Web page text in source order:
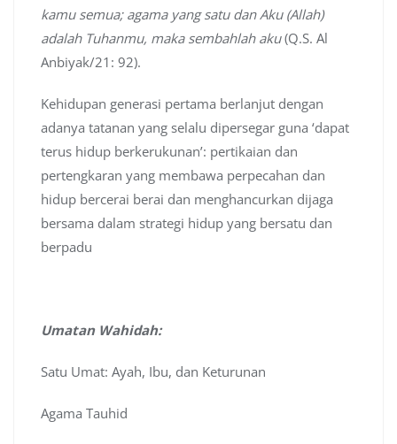
kamu semua; agama yang satu dan Aku (Allah)
adalah Tuhanmu, maka sembahlah aku(Q.S. Al
Anbiyak/21: 92).
Kehidupan generasi pertama berlanjut dengan
adanya tatanan yang selalu dipersegar guna ‘dapat
terus hidup berkerukunan’: pertikaian dan
pertengkaran yang membawa perpecahan dan
hidup bercerai berai dan menghancurkan dijaga
bersama dalam strategi hidup yang bersatu dan
berpadu
Umatan Wahidah:
Satu Umat: Ayah, Ibu, dan Keturunan
Agama Tauhid